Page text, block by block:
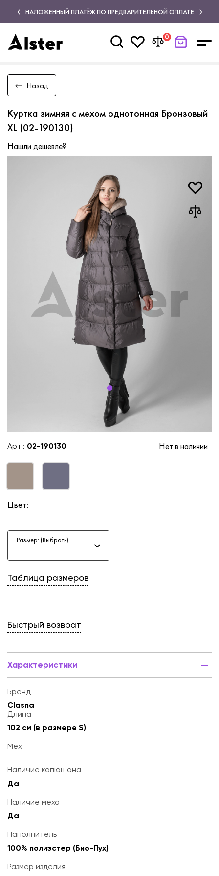
НАЛОЖЕННЫЙ ПЛАТЁЖ ПО ПРЕДВАРИТЕЛЬНОЙ ОПЛАТЕ
0
Назад
Куртка зимняя с мехом однотонная Бронзовый
XL (02-190130)
Нашли дешевле?
Арт.: 02-190130 Нет в наличии
Цвет:
Размер: (Выбрать)
Таблица размеров
Быстрый возврат
Характеристики
Бренд
Clasna
Длина
102 см (в размере S)
Мех
Наличие капюшона
Да
Наличие меха
Да
Наполнитель
100% полиэстер (Био-Пух)
Размер изделия